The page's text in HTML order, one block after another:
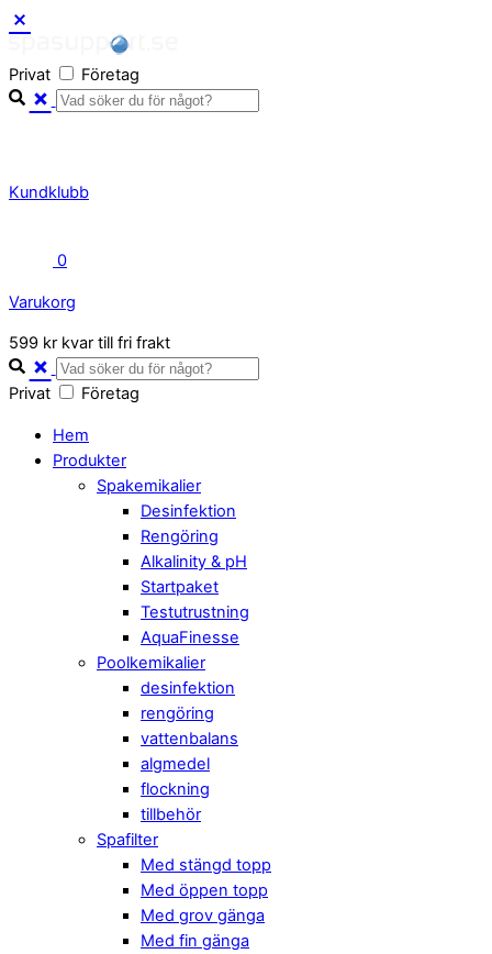
to
content
Privat Företag
Kundklubb
0
Varukorg
Close
Cart
599 kr kvar till fri frakt
Privat Företag
Hem
Produkter
Spakemikalier
Desinfektion
Rengöring
Alkalinity & pH
Startpaket
Testutrustning
AquaFinesse
Poolkemikalier
desinfektion
rengöring
vattenbalans
algmedel
flockning
tillbehör
Spafilter
Med stängd topp
Med öppen topp
Med grov gänga
Med fin gänga